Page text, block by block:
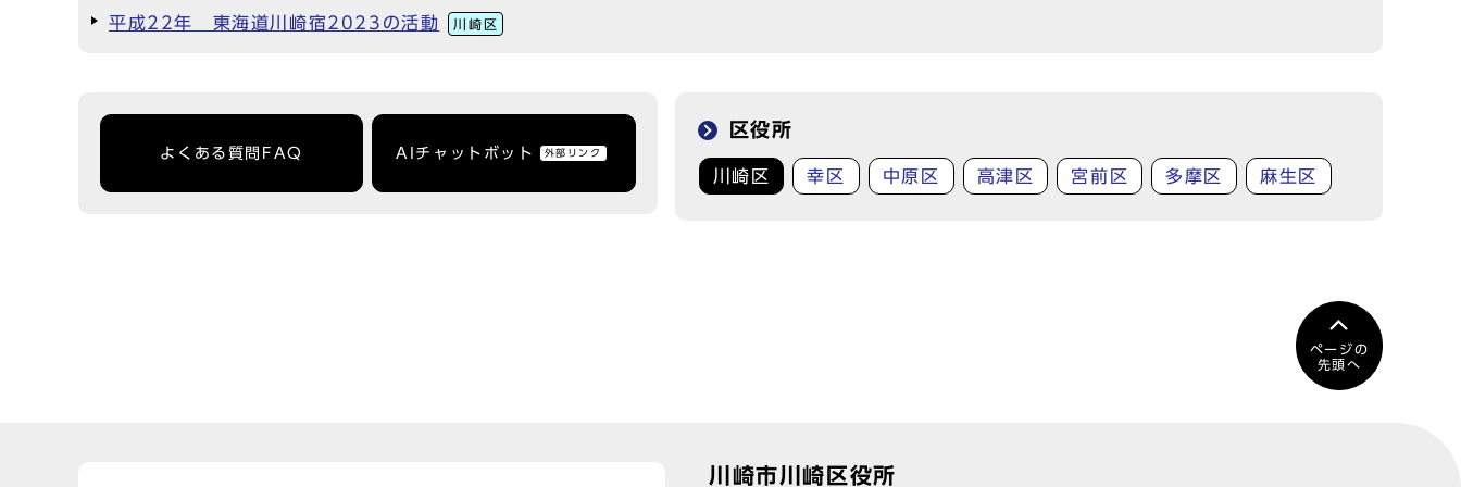
平成22年 東海道川崎宿2023の活動 川崎区
よくある質問FAQ AIチャットボット 外部リンク
区役所
川崎区 幸区 中原区 高津区 宮前区 多摩区 麻生区
ページの
先頭へ
川崎市川崎区役所